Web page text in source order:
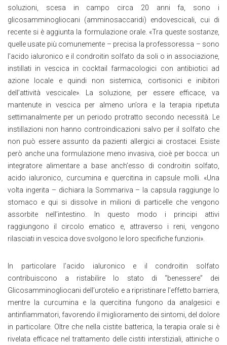
soluzioni, scesa in campo circa 20 anni fa, sono i
glicosamminogliocani (amminosaccaridi) endovescicali, cui di
recente si è aggiunta la formulazione orale. «Tra queste sostanze,
quelle usate più comunemente – precisa la professoressa – sono
l’acido ialuronico e il condroitin solfato da soli o in associazione,
instillati in vescica in cocktail farmacologici con antibiotici ad
azione locale e quindi non sistemica, cortisonici e inibitori
dell’attività vescicale». La soluzione, per essere efficace, va
mantenute in vescica per almeno un’ora e la terapia ripetuta
settimanalmente per un periodo protratto secondo necessità. Le
instillazioni non hanno controindicazioni salvo per il solfato che
non può essere assunto da pazienti allergici ai crostacei. Esiste
però anche una formulazione meno invasiva, cioè per bocca: un
integratore alimentare a base anch’esso di condroitin solfato,
acido ialuronico, curcumina e quercitina in capsule molli. «Una
volta ingerita – dichiara la Sommariva – la capsula raggiunge lo
stomaco e qui si dissolve in milioni di particelle che vengono
assorbite nell’intestino. In questo modo i principi attivi
raggiungono il circolo ematico e, attraverso i reni, vengono
rilasciati in vescica dove svolgono le loro specifiche funzioni».
In particolare l’acido ialuronico e il condroitin solfato
contribuiscono a ristabilire lo stato di “benessere” dei
Glicosamminogliocani dell’urotelio e a ripristinare l’effetto barriera,
mentre la curcumina e la quercitina fungono da analgesici e
antinfiammatori, favorendo il miglioramento dei sintomi, del dolore
in particolare. Oltre che nella cistite batterica, la terapia orale si è
rivelata efficace nel trattamento delle cistiti interstiziali, attiniche o